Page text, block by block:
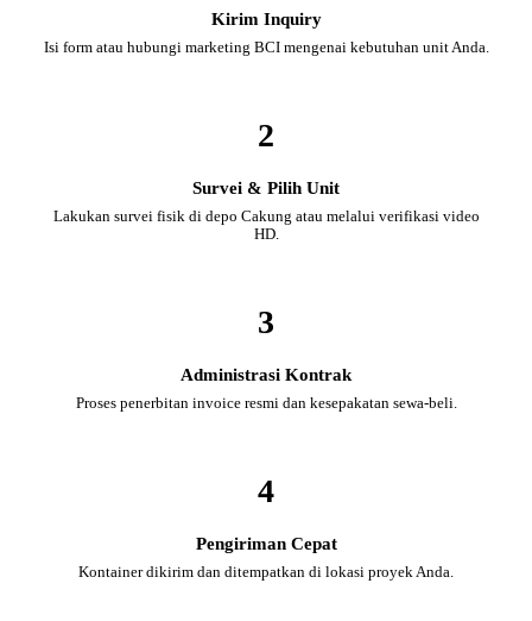
Kirim Inquiry
Isi form atau hubungi marketing BCI mengenai kebutuhan unit Anda.
2
Survei & Pilih Unit
Lakukan survei fisik di depo Cakung atau melalui verifikasi video
HD.
3
Administrasi Kontrak
Proses penerbitan invoice resmi dan kesepakatan sewa-beli.
4
Pengiriman Cepat
Kontainer dikirim dan ditempatkan di lokasi proyek Anda.